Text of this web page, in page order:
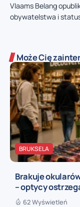
Vlaams Belang
obywatelstwa i
Może Cię
BRUKSELA
Brakuje
– optycy
62 Wyświetleń